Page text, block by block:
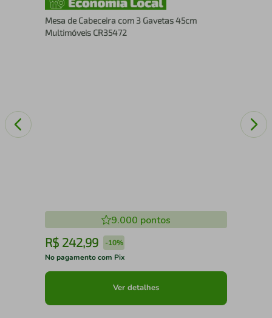
Mesa de Cabeceira com 3 Gavetas 45cm
Multimóveis CR35472
9.000 pontos
R$ 242,99 -10%
No pagamento com Pix
Ver detalhes